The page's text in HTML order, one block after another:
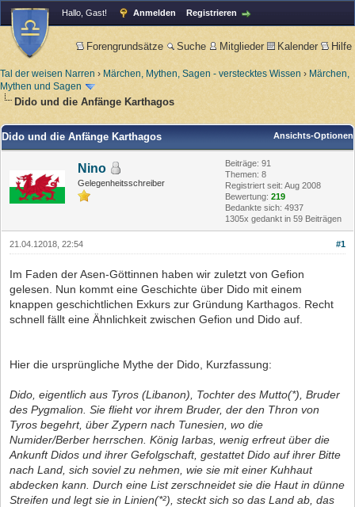
Hallo, Gast! Anmelden Registrieren
Forengrundsätze Suche Mitglieder Kalender Hilfe
Tal der weisen Narren › Märchen, Mythen, Sagen - verstecktes Wissen ›Märchen,
Mythen und Sagen
Dido und die Anfänge Karthagos
Ansichts-Optionen
Dido und die Anfänge Karthagos
Nino
Gelegenheitsschreiber
Beiträge: 91
Themen: 8
Registriert seit: Aug 2008
Bewertung: 219
Bedankte sich: 4937
1305x gedankt in 59 Beiträgen
#1
21.04.12018, 22:54
Im Faden der Asen-Göttinnen haben wir zuletzt von Gefion
gelesen. Nun kommt eine Geschichte über Dido mit einem
knappen geschichtlichen Exkurs zur Gründung Karthagos. Recht
schnell fällt eine Ähnlichkeit zwischen Gefion und Dido auf.
Hier die ursprüngliche Mythe der Dido, Kurzfassung:
Dido, eigentlich aus Tyros (Libanon), Tochter des Mutto(*), Bruder
des Pygmalion. Sie flieht vor ihrem Bruder, der den Thron von
Tyros begehrt, über Zypern nach Tunesien, wo die
Numider/Berber herrschen. König Iarbas, wenig erfreut über die
Ankunft Didos und ihrer Gefolgschaft, gestattet Dido auf ihrer Bitte
nach Land, sich soviel zu nehmen, wie sie mit einer Kuhhaut
abdecken kann. Durch eine List zerschneidet sie die Haut in dünne
Streifen und legt sie in Linien(*²), steckt sich so das Land ab, das